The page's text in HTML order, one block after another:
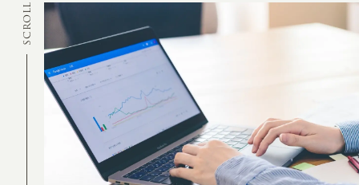
CREATION
MARKETING
SCROLL